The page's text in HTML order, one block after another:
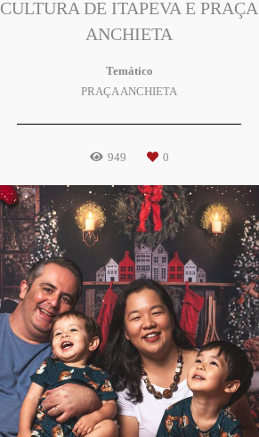
CULTURA DE ITAPEVA E PRAÇA
ANCHIETA
Temático
PRAÇA ANCHIETA
949 0